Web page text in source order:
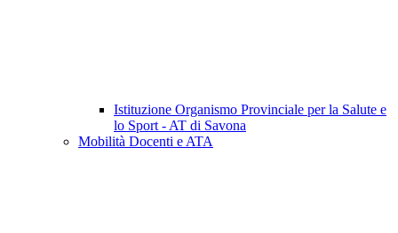
Istituzione Organismo Provinciale per la Salute e
lo Sport - AT di Savona
Mobilità Docenti e ATA